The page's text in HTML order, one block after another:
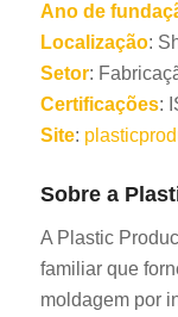
Ano de
Localização:
Setor:
Certificações:
Site:
Sobre a
A Plastic
familiar que
moldagem por